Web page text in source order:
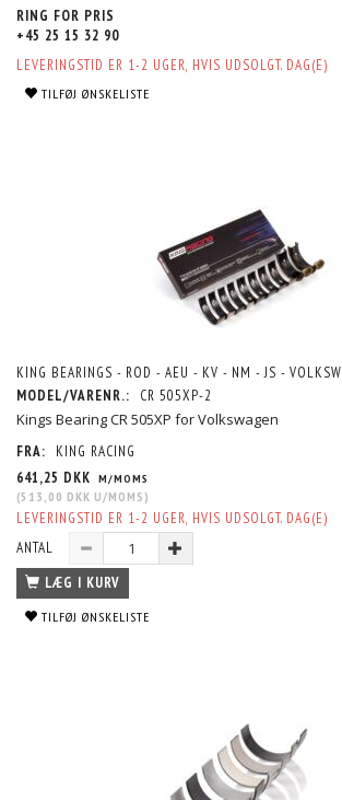
RING FOR PRIS
+45 25 15 32 90
LEVERINGSTID ER 1-2 UGER, HVIS UDSOLGT. DAG(E)
TILFØJ ØNSKELISTE
KING BEARINGS - ROD - AEU - KV - NM - JS -
MODEL/VARENR.:
CR 505XP-2
Kings Bearing CR 505XP for Volkswagen
FRA:
KING RACING
641,25 DKK M/MOMS
(513,00 DKK U/MOMS )
LEVERINGSTID ER 1-2 UGER, HVIS UDSOLGT. DAG(E)
ANTAL
LÆG I KURV
TILFØJ ØNSKELISTE